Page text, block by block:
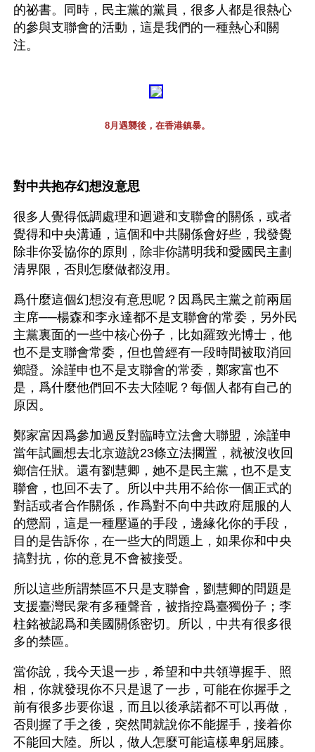
的祕書。同時，民主黨的黨員，很多人都是很熱心
的參與支聯會的活動，這是我們的一種熱心和關
注。
8月遇襲後，在香港鎮暴。
對中共抱存幻想沒意思
很多人覺得低調處理和迴避和支聯會的關係，或者
覺得和中央溝通，這個和中共關係會好些，我發覺
除非你妥協你的原則，除非你講明我和愛國民主劃
清界限，否則怎麼做都沒用。
爲什麼這個幻想沒有意思呢？因爲民主黨之前兩屆
主席──楊森和李永達都不是支聯會的常委，另外民
主黨裏面的一些中核心份子，比如羅致光博士，他
也不是支聯會常委，但也曾經有一段時間被取消回
鄉證。涂謹申也不是支聯會的常委，鄭家富也不
是，爲什麼他們回不去大陸呢？每個人都有自己的
原因。
鄭家富因爲參加過反對臨時立法會大聯盟，涂謹申
當年試圖想去北京遊說23條立法擱置，就被沒收回
鄉信任狀。還有劉慧卿，她不是民主黨，也不是支
聯會，也回不去了。所以中共用不給你一個正式的
對話或者合作關係，作爲對不向中共政府屈服的人
的懲罰，這是一種壓逼的手段，邊緣化你的手段，
目的是告訴你，在一些大的問題上，如果你和中央
搞對抗，你的意見不會被接受。
所以這些所謂禁區不只是支聯會，劉慧卿的問題是
支援臺灣民衆有多種聲音，被指控爲臺獨份子；李
柱銘被認爲和美國關係密切。所以，中共有很多很
多的禁區。
當你說，我今天退一步，希望和中共領導握手、照
相，你就發現你不只是退了一步，可能在你握手之
前有很多步要你退，而且以後承諾都不可以再做，
否則握了手之後，突然間就說你不能握手，接着你
不能回大陸。所以，做人怎麼可能這樣卑躬屈膝。